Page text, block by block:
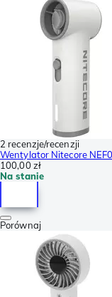
2 recenzje/recenzji
Wentylator Nitecore
100,00 zł
Na stanie
Porównaj